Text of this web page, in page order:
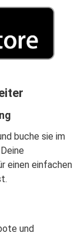
buche sie im
einen einfachen
und